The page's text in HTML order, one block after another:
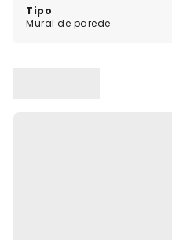
Tipo
Mural de parede